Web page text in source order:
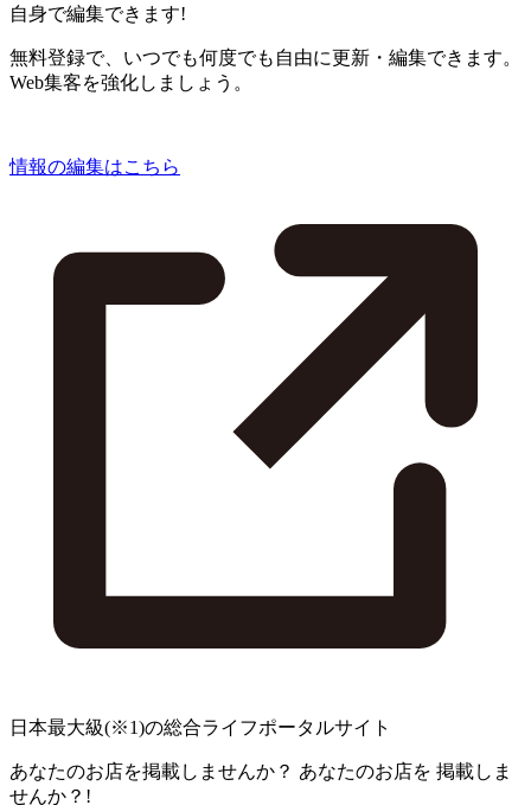
自身で編集できます!
無料登録で、いつでも何度でも自由に更新・編集できます。
Web集客を強化しましょう。
情報の編集はこちら
日本最大級(※1)の総合ライフポータルサイト
あなたのお店を掲載しませんか？ あなたのお店を 掲載しま
せんか？!